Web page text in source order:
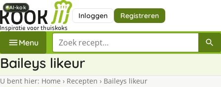
Inloggen Registreren
Menu Zoek een recept
Baileys likeur
U bent hier: Home › Recepten › Baileys likeur
AI-kok
AI-kok
AI-kok
AI-kok